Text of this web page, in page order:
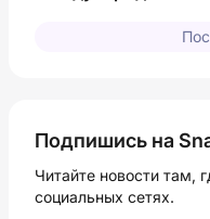
Подпишись на
Читайте новости там,
социальных сетях.